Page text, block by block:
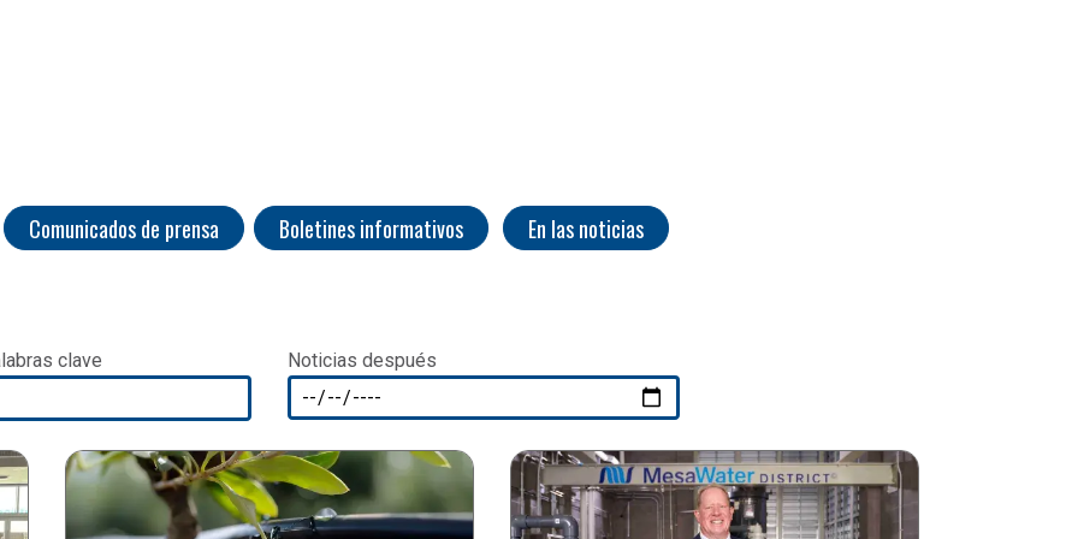
Comunicados de prensa Boletines informativos En las noticias
clave Noticias después